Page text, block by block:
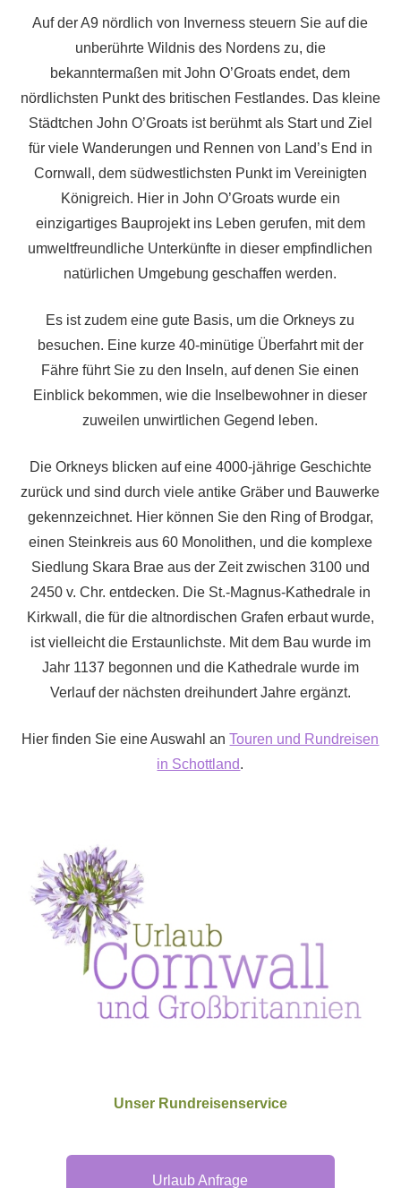
Auf der A9 nördlich von Inverness steuern Sie auf die
unberührte Wildnis des Nordens zu, die
bekanntermaßen mit John O’Groats endet, dem
nördlichsten Punkt des britischen Festlandes. Das kleine
Städtchen John O’Groats ist berühmt als Start und Ziel
für viele Wanderungen und Rennen von Land’s End in
Cornwall, dem südwestlichsten Punkt im Vereinigten
Königreich. Hier in John O’Groats wurde ein
einzigartiges Bauprojekt ins Leben gerufen, mit dem
umweltfreundliche Unterkünfte in dieser empfindlichen
natürlichen Umgebung geschaffen werden.
Es ist zudem eine gute Basis, um die Orkneys zu
besuchen. Eine kurze 40-minütige Überfahrt mit der
Fähre führt Sie zu den Inseln, auf denen Sie einen
Einblick bekommen, wie die Inselbewohner in dieser
zuweilen unwirtlichen Gegend leben.
Die Orkneys blicken auf eine 4000-jährige Geschichte
zurück und sind durch viele antike Gräber und Bauwerke
gekennzeichnet. Hier können Sie den Ring of Brodgar,
einen Steinkreis aus 60 Monolithen, und die komplexe
Siedlung Skara Brae aus der Zeit zwischen 3100 und
2450 v. Chr. entdecken. Die St.-Magnus-Kathedrale in
Kirkwall, die für die altnordischen Grafen erbaut wurde,
ist vielleicht die Erstaunlichste. Mit dem Bau wurde im
Jahr 1137 begonnen und die Kathedrale wurde im
Verlauf der nächsten dreihundert Jahre ergänzt.
Hier finden Sie eine Auswahl anTouren und Rundreisen
in Schottland.
Unser Rundreisenservice
Urlaub Anfrage